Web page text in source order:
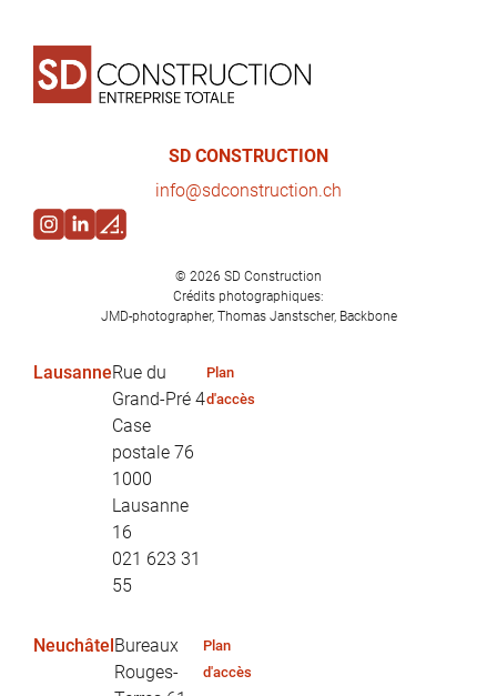
SD CONSTRUCTION
info@sdconstruction.ch
© 2026 SD Construction
Crédits photographiques:
JMD-photographer, Thomas Janstscher, Backbone
LausanneRue du
Grand-Pré 4
Case
postale 76
1000
Lausanne
16
021 623 31
55
Plan
d'accès
Neuchâtel Bureaux
Rouges-
Plan
d'accès